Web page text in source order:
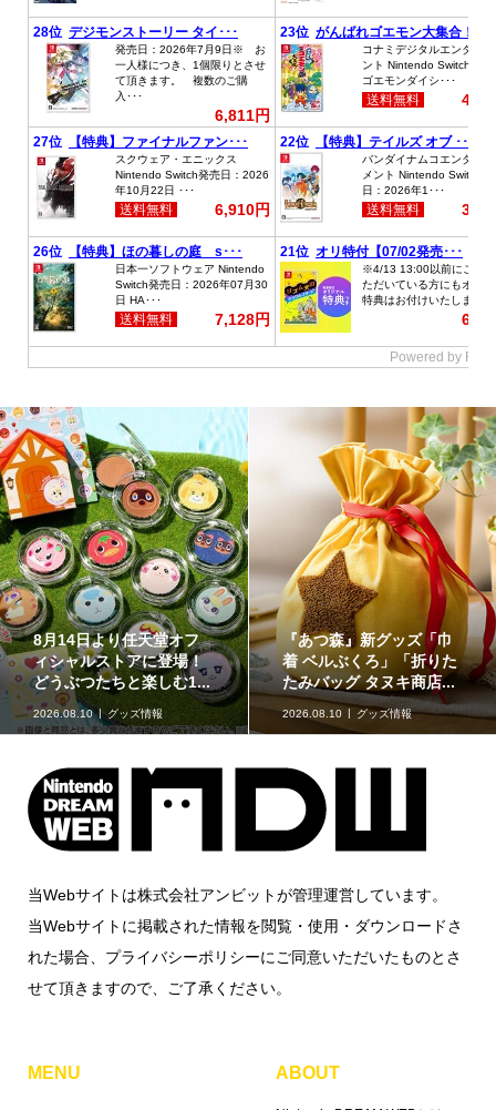
イラストが特徴的な『ス
ーパーマリオブラザー
ズ』のフロート【kikai...
2026.08.09
kikaiのマリオグッズ
ミュージアム
原作再現がスゴい「ギャ
ラクシーコート」の細部
に注目！元ネタも合わ...
2026.08.09 企画記事
当Webサイトは株式会社アンビットが管理運営しています。
当Webサイトに掲載された情報を閲覧・使用・ダウンロードさ
れた場合、プライバシーポリシーにご同意いただいたものとさ
せて頂きますので、ご了承ください。
MENU ABOUT